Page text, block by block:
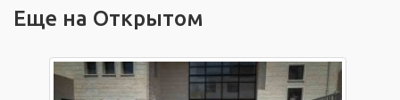
Еще на Открытом